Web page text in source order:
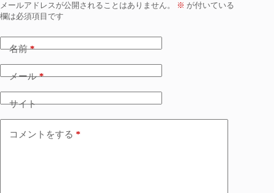
メールアドレスが公開されることはありません。 ※ が付いている
欄は必須項目です
名前*
メール*
サイト
コメントをする *